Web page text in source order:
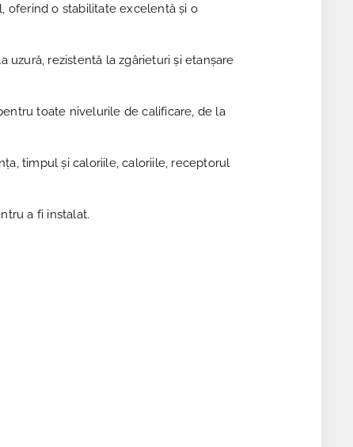
oferind o stabilitate excelentă și o
rezistentă la zgârieturi și etanșare
toate nivelurile de calificare, de la
timpul și caloriile, caloriile, receptorul
a fi instalat.